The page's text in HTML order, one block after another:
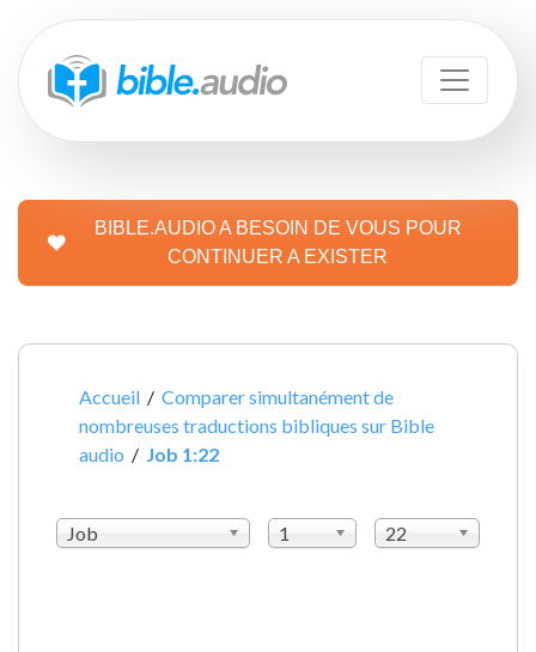
BIBLE.AUDIO A BESOIN DE VOUS POUR
CONTINUER A EXISTER
Accueil /Comparer simultanément de
nombreuses traductions bibliques sur Bible
audio / Job 1:22
Job 1 22